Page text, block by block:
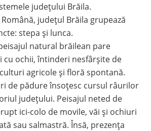
județului Brăila.
județul Brăila grupează
stepa și lunca.
natural brăilean pare
cu ochii, întinderi nesfârșite de
agricole și floră spontană.
de pădure însoțesc cursul râurilor
județului. Peisajul neted de
ici-colo de movile, văi și ochiuri
sau salmastră. Însă, prezența